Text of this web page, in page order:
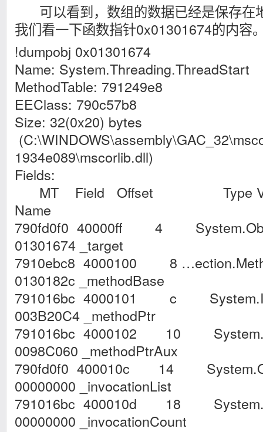
可以看到，数组的数据已经是保存在
我们看一下函数指针0x01301674的内容
!dumpobj 0x01301674
Name: System.Threading.ThreadStart
MethodTable: 791249e8
EEClass: 790c57b8
Size: 32(0x20) bytes
1934e089\mscorlib.dll)
Fields:
MT Field Offset Type
Name
790fd0f0 40000ff 4
01301674 _target
7910ebc8 4000100 8
0130182c _methodBase
791016bc 4000101 c
003B20C4 _methodPtr
791016bc 4000102 10
0098C060 _methodPtrAux
790fd0f0 400010c 14
00000000 _invocationList
791016bc 400010d 18
00000000 _invocationCount